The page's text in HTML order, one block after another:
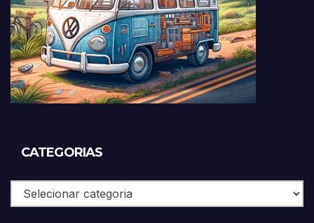
CATEGORIAS
Categorias